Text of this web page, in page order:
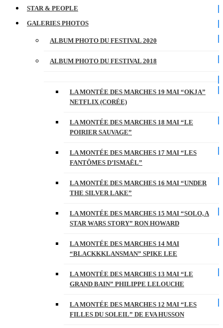
STAR & PEOPLE
GALERIES PHOTOS
ALBUM PHOTO DU FESTIVAL 2020
ALBUM PHOTO DU FESTIVAL 2018
LA MONTÉE DES MARCHES 19 MAI “OKJA”
NETFLIX (CORÉE)
LA MONTÉE DES MARCHES 18 MAI “LE
POIRIER SAUVAGE”
LA MONTÉE DES MARCHES 17 MAI “LES
FANTÔMES D’ISMAËL”
LA MONTÉE DES MARCHES 16 MAI “UNDER
THE SILVER LAKE”
LA MONTÉE DES MARCHES 15 MAI “SOLO, A
STAR WARS STORY” RON HOWARD
LA MONTÉE DES MARCHES 14 MAI
“BLACKKKLANSMAN” SPIKE LEE
LA MONTÉE DES MARCHES 13 MAI “LE
GRAND BAIN” PHILIPPE LELOUCHE
LA MONTÉE DES MARCHES 12 MAI “LES
FILLES DU SOLEIL” DE EVA HUSSON